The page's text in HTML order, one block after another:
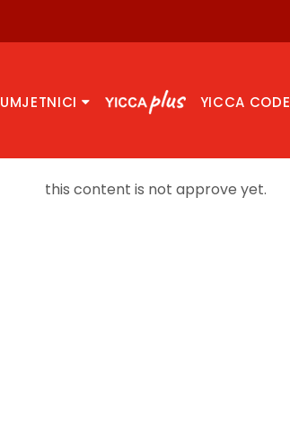
UMJETNICI YICCA CODE
this content is not approve yet.